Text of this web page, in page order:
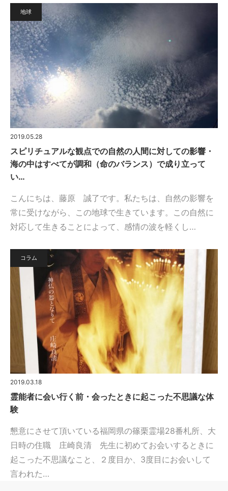
地球
2019.05.28
スピリチュアルな観点での自然の人間に対しての影響・
海の中はすべてが調和（命のバランス）で成り立って
い…
こんにちは、藤原 誠了です。私たちは、自然の影響を
常に受けながら、この地球で生きています。この自然に
対応して生きることによって、感情の波を軽くし…
コラム
2019.03.18
霊能者に会い行く前・会ったときに起こった不思議な体
験
懇意にさせて頂いている福岡県の篠栗霊場28番札所、大
日時の住職 庄崎良清 先生に初めてお会いするときに
起こった不思議なこと、２度目か、3度目にお会いして
言われた…